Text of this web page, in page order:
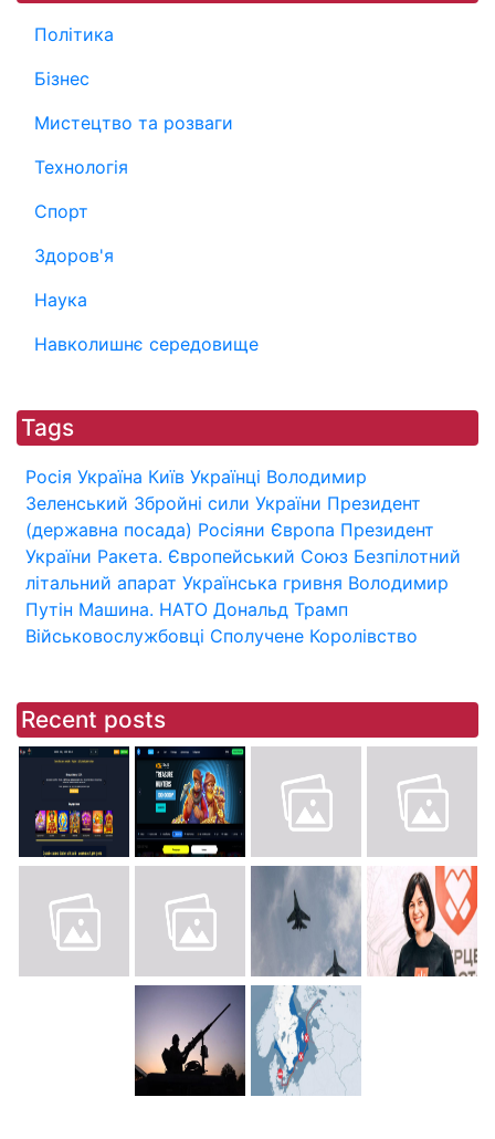
Політика
Бізнес
Мистецтво та розваги
Технологія
Спорт
Здоров'я
Наука
Навколишнє середовище
Tags
Росія Україна Київ Українці Володимир
Зеленський Збройні сили України Президент
(державна посада) Росіяни Європа Президент
України Ракета. Європейський Союз Безпілотний
літальний апарат Українська гривня Володимир
Путін Машина. НАТО Дональд Трамп
Військовослужбовці Сполучене Королівство
Recent posts